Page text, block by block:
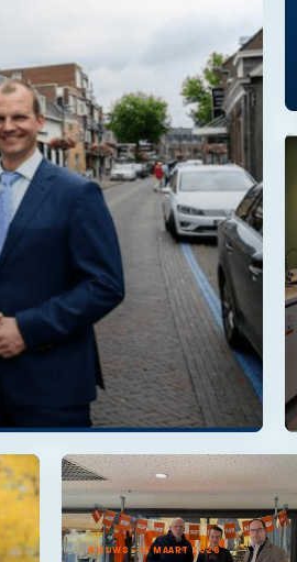
NIEUWS - 16 MAART 2026